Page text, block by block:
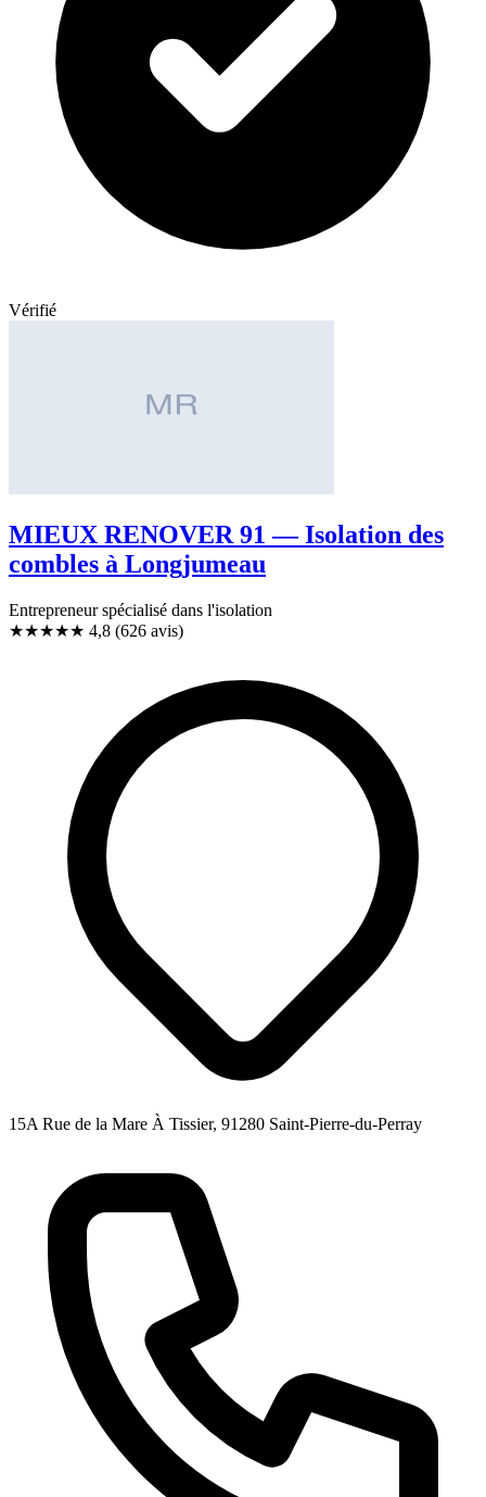
Vérifié
MIEUX RENOVER 91 — Isolation des
combles à Longjumeau
Entrepreneur spécialisé dans l'isolation
★★★★★ 4,8 (626 avis)
15A Rue de la Mare À Tissier, 91280 Saint-Pierre-du-Perray